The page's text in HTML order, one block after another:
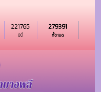
ปีนี้
221765
ทั้งหมด
279391